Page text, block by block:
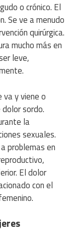
o crónico. El
Se ve a menudo
quirúrgica.
mucho más en
leve,
va y viene o
sordo.
la
sexuales.
problemas en
El dolor
con el